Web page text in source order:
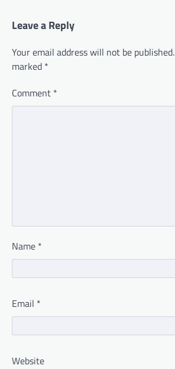
Leave a Reply
Your email address will not be published.
marked *
Comment *
Name *
Email *
Website